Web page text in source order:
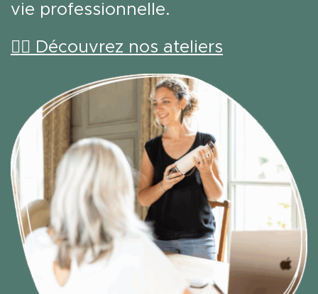
vie professionnelle.
👉🏻 Découvrez nos ateliers